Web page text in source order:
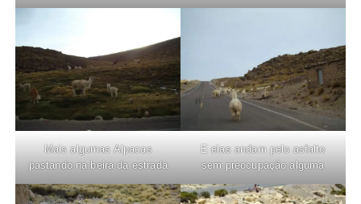
Mais algumas Alpacas
pastando na beira da estrada
E elas andam pelo asfalto
sem preocupação alguma